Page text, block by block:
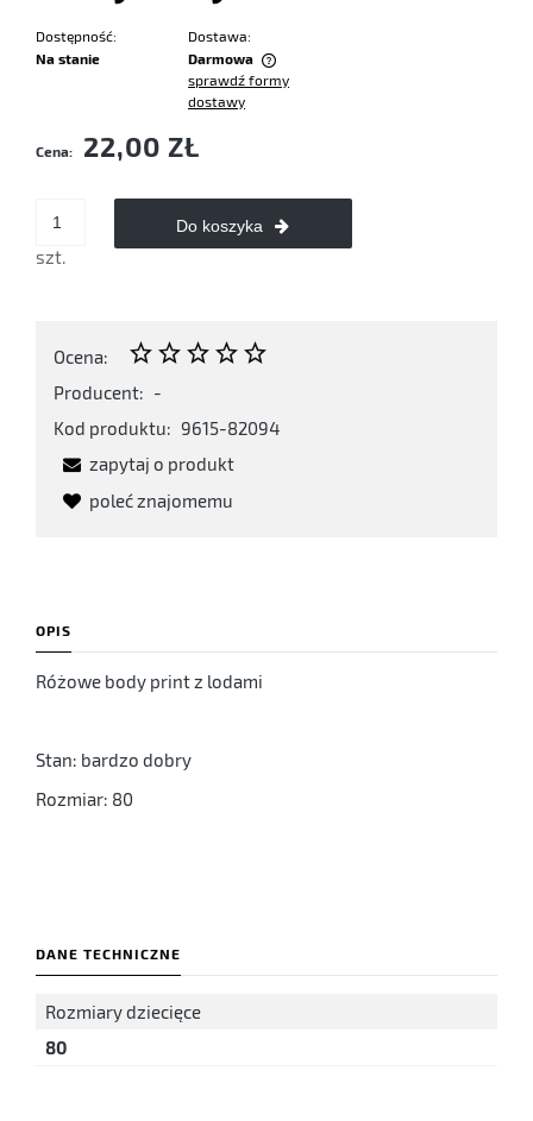
Dostępność:
Na stanie
Dostawa:
Darmowa
Cena nie zawiera ewentualnych kosztów płatności
sprawdź formy
dostawy
Cena: 22,00 ZŁ
szt.
Do koszyka
Ocena:
Producent: -
Kod produktu: 9615-82094
zapytaj o produkt
poleć znajomemu
OPIS
Różowe body print z lodami
Stan: bardzo dobry
Rozmiar: 80
DANE TECHNICZNE
Rozmiary dziecięce
80